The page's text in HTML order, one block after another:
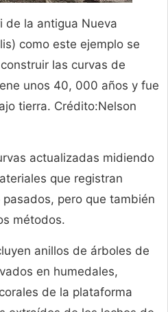
de la antigua Nueva
como este ejemplo se
las curvas de
unos 40, 000 años y fue
tierra. Crédito:Nelson
actualizadas midiendo
que registran
pero que también
métodos.
anillos de árboles de
en humedales,
de la plataforma